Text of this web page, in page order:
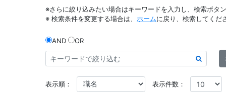
※さらに絞り込みたい場合はキーワードを入力し、検索ボタ
※ 検索条件を変更する場合は、 ホームに戻り、検索してくだ
AND OR
表示順： 表示件数：